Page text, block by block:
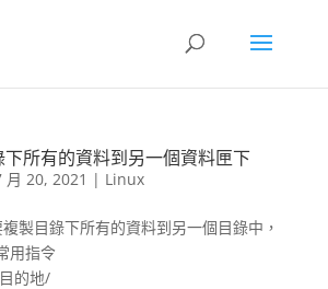
所有的資料到另一個資料匣下
月 20, 2021 | Linux
製目錄下所有的資料到另一個目錄中，
用指令
的地/